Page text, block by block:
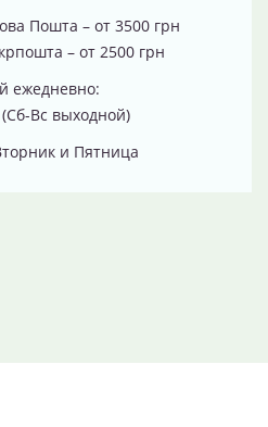
Пошта – от 3500 грн
– от 2500 грн
ежедневно:
Вс выходной)
и Пятница